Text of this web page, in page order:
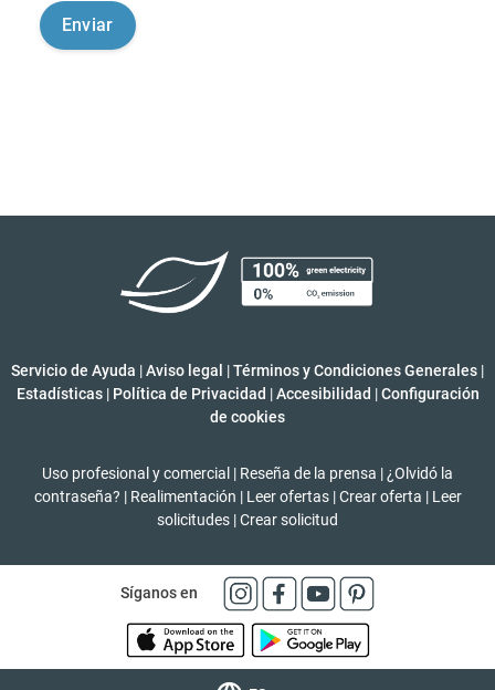
Servicio de Ayuda |Aviso legal |Términos y Condiciones Generales |
Estadísticas | Política de Privacidad | Accesibilidad | Configuración
de cookies
Uso profesional y comercial | Reseña de la prensa | ¿Olvidó la
contraseña? | Realimentación | Leer ofertas | Crear oferta | Leer
solicitudes |Crear solicitud
Síganos en